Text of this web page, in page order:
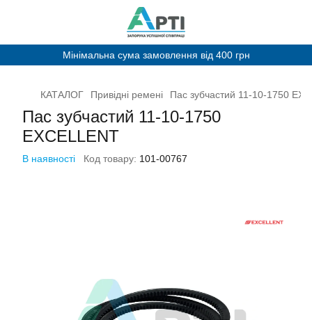
Мінімальна сума замовлення від 400 грн
КАТАЛОГ Привідні ремені Пас зубчастий 11-10-1750
Пас зубчастий 11-10-1750
EXCELLENT
В наявності Код товару: 101-00767